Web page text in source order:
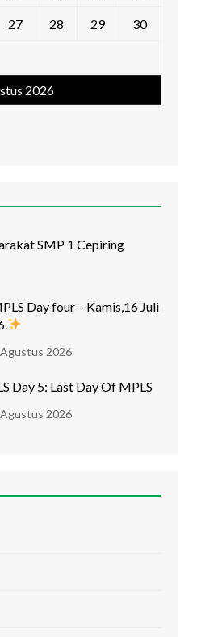
2026
27 28 29 30
SMP 1 Cepiring
Day four – Kamis,16 Juli
2026
Day 5: Last Day Of MPLS
2026